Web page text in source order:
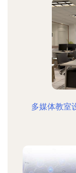
多媒体教室